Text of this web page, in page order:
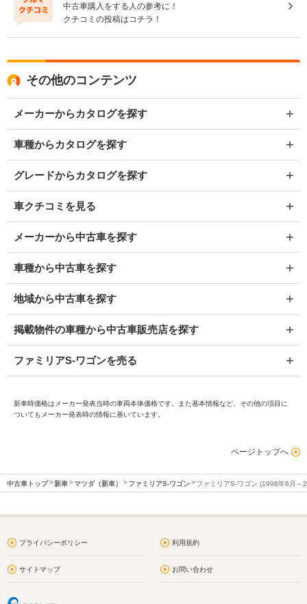
中古車購入をする人の参考に！
クチコミの投稿はコチラ！
その他のコンテンツ
メーカーからカタログを探す
車種からカタログを探す
グレードからカタログを探す
車クチコミを見る
メーカーから中古車を探す
車種から中古車を探す
地域から中古車を探す
掲載物件の車種から中古車販売店を探す
ファミリアS-ワゴンを売る
新車時価格はメーカー発表当時の車両本体価格です。また基本情報など、その他の項目に
ついてもメーカー発表時の情報に基いています。
ページトップへ
中古車トップ 新車 マツダ（新車） ファミリアS-ワゴン ファミリアS-ワゴン (1998年6月～
プライバシーポリシー 利用規約
サイトマップ お問い合わせ